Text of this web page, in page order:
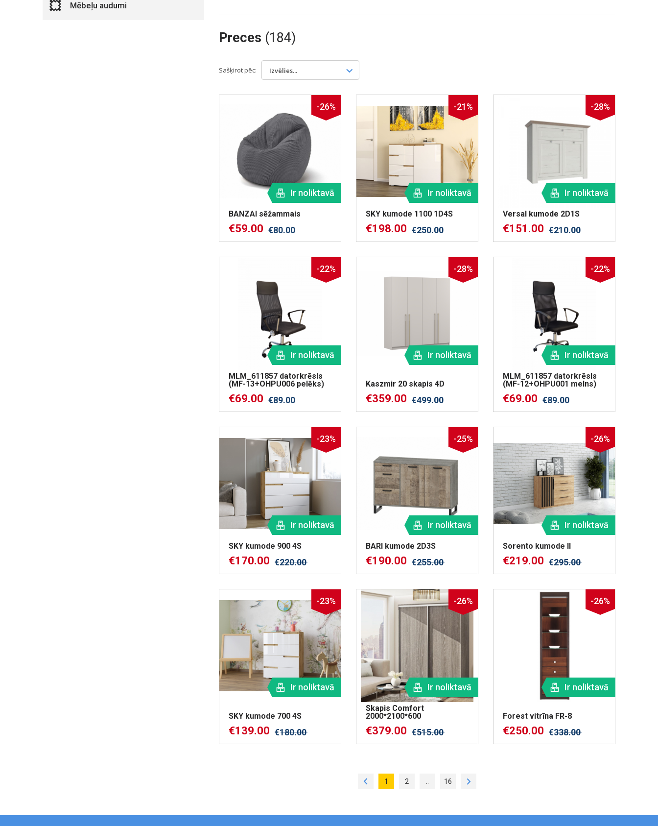
Mēbeļu audumi
Preces (184)
Sašķirot pēc: Izvēlies...
-26%
Ir noliktavā
BANZAI sēžammais
€59.00 €80.00
-21%
Ir noliktavā
SKY kumode 1100 1D4S
€198.00 €250.00
-28%
Ir noliktavā
Versal kumode 2D1S
€151.00 €210.00
-22%
Ir noliktavā
MLM_611857 datorkrēsls
(MF-13+OHPU006 pelēks)
€69.00 €89.00
-28%
Ir noliktavā
Kaszmir 20 skapis 4D
€359.00 €499.00
-22%
Ir noliktavā
MLM_611857 datorkrēsls
(MF-12+OHPU001 melns)
€69.00 €89.00
-23%
Ir noliktavā
SKY kumode 900 4S
€170.00 €220.00
-25%
Ir noliktavā
BARI kumode 2D3S
€190.00 €255.00
-26%
Ir noliktavā
Sorento kumode II
€219.00 €295.00
-23%
Ir noliktavā
SKY kumode 700 4S
€139.00 €180.00
-26%
Ir noliktavā
Skapis Comfort
2000*2100*600
€379.00 €515.00
-26%
Ir noliktavā
Forest vitrīna FR-8
€250.00 €338.00
1 2 16